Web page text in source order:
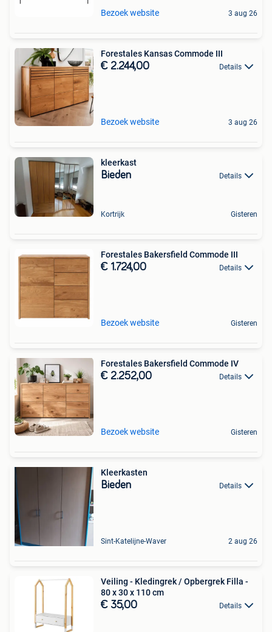
Bezoek website 3 aug 26
Forestales Kansas Commode III
€ 2.244,00 Details
Bezoek website 3 aug 26
kleerkast
Bieden Details
Kortrijk Gisteren
Forestales Bakersfield Commode III
€ 1.724,00 Details
Bezoek website Gisteren
Forestales Bakersfield Commode IV
€ 2.252,00 Details
Bezoek website Gisteren
Kleerkasten
Bieden Details
Sint-Katelijne-Waver 2 aug 26
Veiling - Kledingrek / Opbergrek Filla -
80 x 30 x 110 cm
€ 35,00 Details